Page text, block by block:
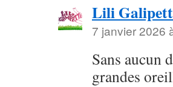
Lili
7 janvier 2026
Sans aucun
grandes